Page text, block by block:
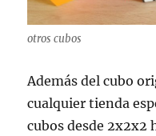
otros cubos
Además del cubo
cualquier tienda
cubos desde 2x2x2